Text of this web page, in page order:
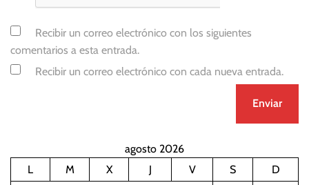
Recibir un correo electrónico con los siguientes
comentarios a esta entrada.
Recibir un correo electrónico con cada nueva entrada.
agosto 2026
L
M X J V S
D